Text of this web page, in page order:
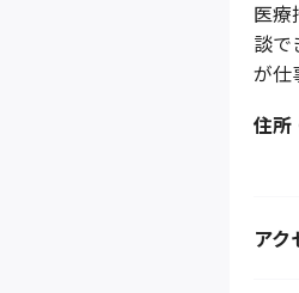
医療
談で
が仕
住所
アク